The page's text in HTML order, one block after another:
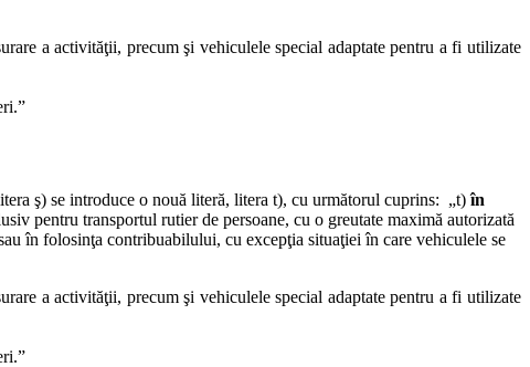
a activităţii, precum şi vehiculele special adaptate pentru a fi utilizate
ş) se introduce o nouă literă, litera t), cu următorul cuprins: „t)în
pentru transportul rutier de persoane, cu o greutate maximă autorizată
în folosinţa contribuabilului, cu excepţia situaţiei în care vehiculele se
a activităţii, precum şi vehiculele special adaptate pentru a fi utilizate